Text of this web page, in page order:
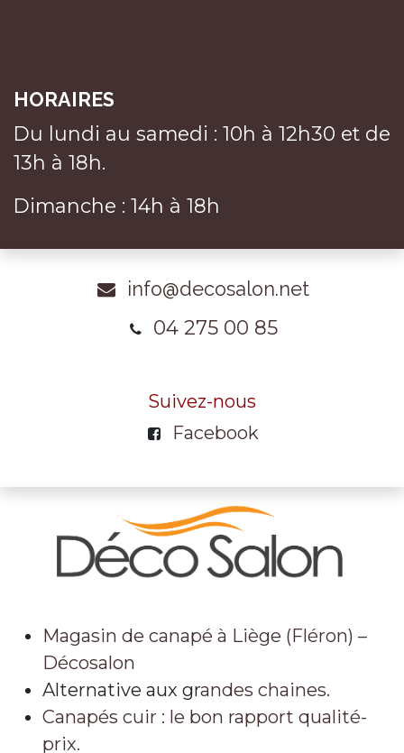
HORAIRES
Du lundi au samedi : 10h à 12h30 et de
13h à 18h.
Dimanche : 14h à 18h
info@decosalon.net
04 275 00 85
Suivez-nous
Facebook
Magasin de canapé à Liège (Fléron) –
Décosalon
Alternative aux grandes chaines.
Canapés cuir : le bon rapport qualité-
prix.